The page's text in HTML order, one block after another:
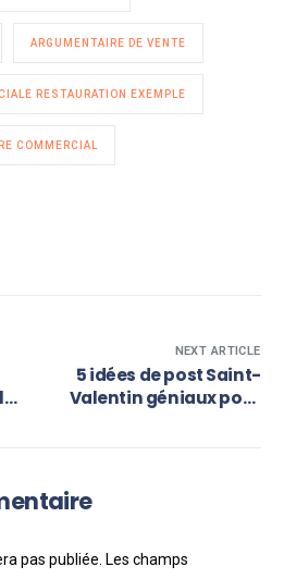
ARGUMENTAIRE DE VENTE
RESTAURATION EXEMPLE
COMMERCIAL
NEXT ARTICLE
5 idées de post Saint-
Valentin géniaux pour
pas publiée. Les champs